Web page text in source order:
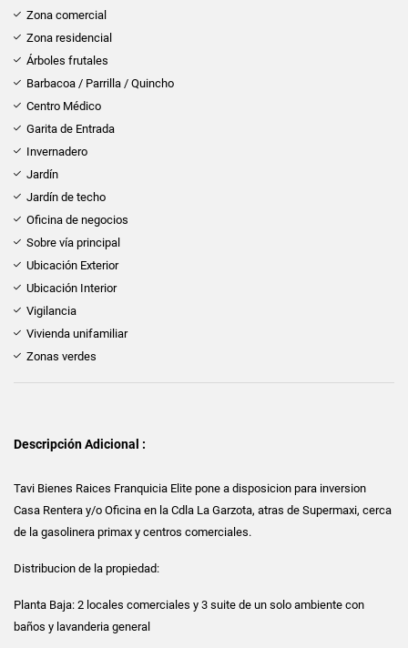
Zona comercial
Zona residencial
Árboles frutales
Barbacoa / Parrilla / Quincho
Centro Médico
Garita de Entrada
Invernadero
Jardín
Jardín de techo
Oficina de negocios
Sobre vía principal
Ubicación Exterior
Ubicación Interior
Vigilancia
Vivienda unifamiliar
Zonas verdes
Descripción Adicional :
Tavi Bienes Raices Franquicia Elite pone a disposicion para inversion
Casa Rentera y/o Oficina en la Cdla La Garzota, atras de Supermaxi, cerca
de la gasolinera primax y centros comerciales.
Distribucion de la propiedad:
Planta Baja: 2 locales comerciales y 3 suite de un solo ambiente con
baños y lavanderia general